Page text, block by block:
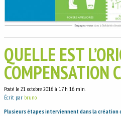
QUELLE EST
COMPENSATION
Posté le 21 octobre 2016 à 17 h 16 min.
Écrit par bruno
Plusieurs étapes interviennent dans la création